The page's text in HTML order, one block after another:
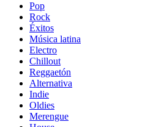
Pop
Rock
Éxitos
Música latina
Electro
Chillout
Reggaetón
Alternativa
Indie
Oldies
Merengue